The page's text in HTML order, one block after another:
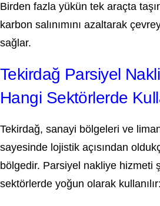
Birden fazla yükün tek araçta
karbon salınımını azaltarak
sağlar.
Tekirdağ Parsiyel
Hangi Sektörlerde
Tekirdağ, sanayi bölgeleri ve
sayesinde lojistik açısından
bölgedir. Parsiyel nakliye hizmeti
sektörlerde yoğun olarak kullanılır: